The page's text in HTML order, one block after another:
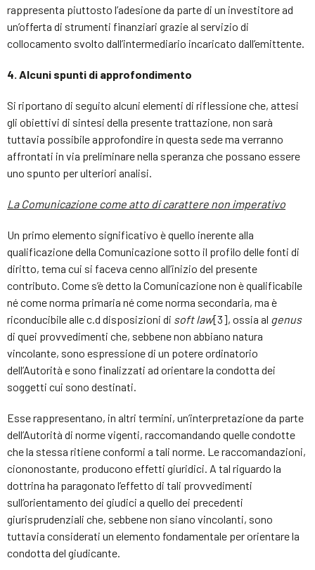
rappresenta piuttosto l’adesione da parte di un investitore ad
un’offerta di strumenti finanziari grazie al servizio di
collocamento svolto dall’intermediario incaricato dall’emittente.
4. Alcuni spunti di approfondimento
Si riportano di seguito alcuni elementi di riflessione che, attesi
gli obiettivi di sintesi della presente trattazione, non sarà
tuttavia possibile approfondire in questa sede ma verranno
affrontati in via preliminare nella speranza che possano essere
uno spunto per ulteriori analisi.
La Comunicazione come atto di carattere non imperativo
Un primo elemento significativo è quello inerente alla
qualificazione della Comunicazione sotto il profilo delle fonti di
diritto, tema cui si faceva cenno all’inizio del presente
contributo. Come s’è detto la Comunicazione non è qualificabile
né come norma primaria né come norma secondaria, ma è
riconducibile alle c.d disposizioni di soft law[3], ossia al genus
di quei provvedimenti che, sebbene non abbiano natura
vincolante, sono espressione di un potere ordinatorio
dell’Autorità e sono finalizzati ad orientare la condotta dei
soggetti cui sono destinati.
Esse rappresentano, in altri termini, un’interpretazione da parte
dell’Autorità di norme vigenti, raccomandando quelle condotte
che la stessa ritiene conformi a tali norme. Le raccomandazioni,
ciononostante, producono effetti giuridici. A tal riguardo la
dottrina ha paragonato l’effetto di tali provvedimenti
sull’orientamento dei giudici a quello dei precedenti
giurisprudenziali che, sebbene non siano vincolanti, sono
tuttavia considerati un elemento fondamentale per orientare la
condotta del giudicante.